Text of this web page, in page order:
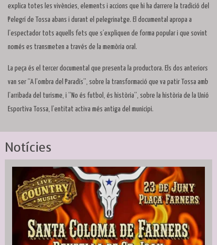
explica totes les vivències, elements i accions que hi ha darrere la tradició del
Pelegrí de Tossa abans i durant el pelegrinatge. El documental apropa a
l’espectador tots aquells fets que s’expliquen de forma popular i que sovint
només es transmeten a través de la memòria oral.
La peça és el tercer documental que presenta la productora. Els dos anteriors
van ser “A l’ombra del Paradís”, sobre la transformació que va patir Tossa amb
l’arribada del turisme, i “No és futbol, és història”, sobre la història de la Unió
Esportiva Tossa, l’entitat activa més antiga del municipi.
Notícies